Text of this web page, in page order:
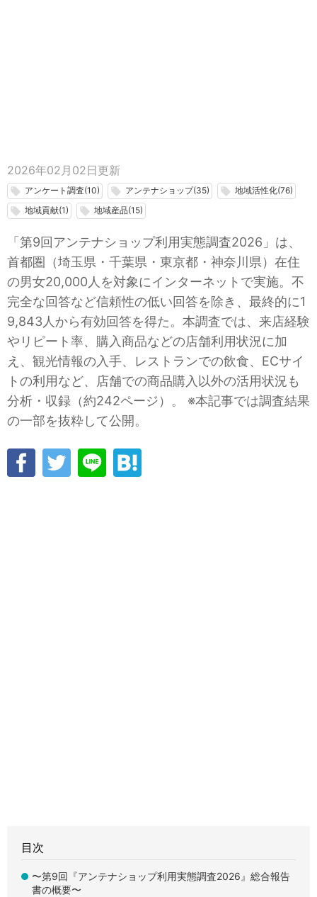
2026年02月02日 更新
local_offer アンケート調査(10) local_offer アンテナショップ(35) local_offer 地域活性化(76)
local_offer 地域貢献(1) local_offer 地域産品(15)
「第9回アンテナショップ利用実態調査2026」は、
首都圏（埼玉県・千葉県・東京都・神奈川県）在住
の男女20,000人を対象にインターネットで実施。不
完全な回答など信頼性の低い回答を除き、最終的に1
9,843人から有効回答を得た。本調査では、来店経験
やリピート率、購入商品などの店舗利用状況に加
え、観光情報の入手、レストランでの飲食、ECサイ
トの利用など、店舗での商品購入以外の活用状況も
分析・収録（約242ページ）。 ※本記事では調査結果
の一部を抜粋して公開。
目次
〜第9回『アンテナショップ利用実態調査2026』総合報告
書の概要〜